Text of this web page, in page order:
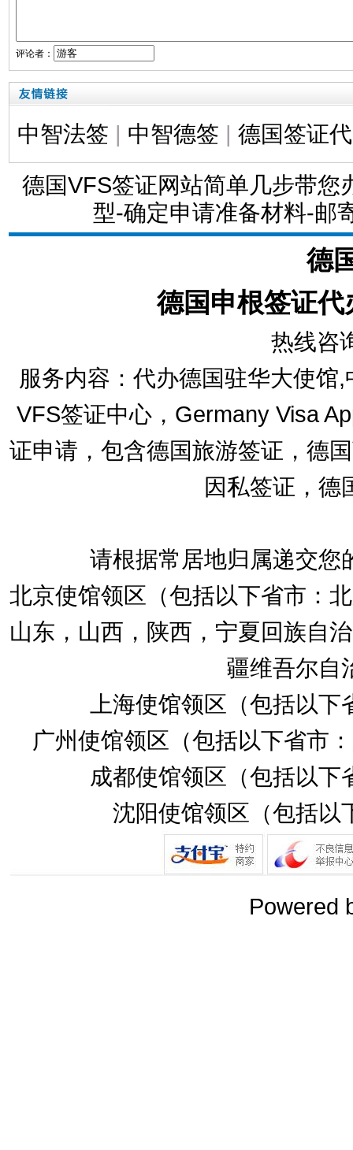
评论者：
中智法签 | 中智德签 | 德国签证
德国VFS签证网站简单几步带您
型-确定申请准备材料-邮
德
德国申根签证代
热线咨
服务内容：代办德国驻华大使馆
VFS签证中心，Germany Visa
证申请，包含德国旅游签证，德
因私签证，德
请根据常居地归属递交您
北京使馆领区（包括以下省市：
山东，山西，陕西，宁夏回族自
疆维吾尔自
上海使馆领区（包括以
广州使馆领区（包括以下省市
成都使馆领区（包括以
沈阳使馆领区（包括以
Powered